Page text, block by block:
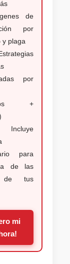
de
por
y plaga
por
+
para
de las
de tus
mi